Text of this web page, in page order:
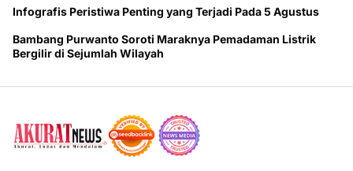
Infografis Peristiwa Penting yang Terjadi Pada 5 Agustus
Bambang Purwanto Soroti Maraknya Pemadaman Listrik
Bergilir di Sejumlah Wilayah